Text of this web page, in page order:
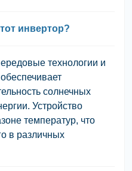
инвертор?
технологии и
солнечных
Устройство
температур, что
в различных